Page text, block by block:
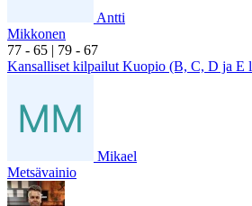
Antti
Mikkonen
77 - 65 | 79 - 67
Kansalliset kilpailut Kuopio (B, C, D ja E
Mikael
Metsävainio